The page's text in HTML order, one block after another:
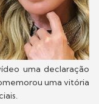
uma declaração
uma vitória